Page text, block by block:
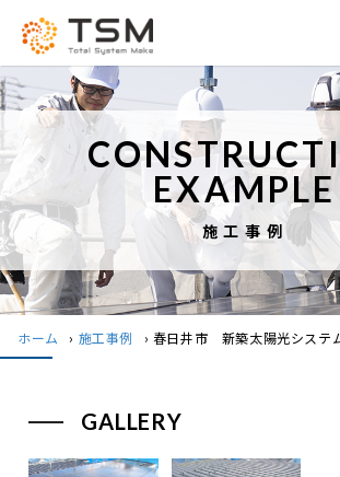
EXAMPLE
施工事例
ホーム › 施工事例 › 春日井市 新築太陽光システ
GALLERY